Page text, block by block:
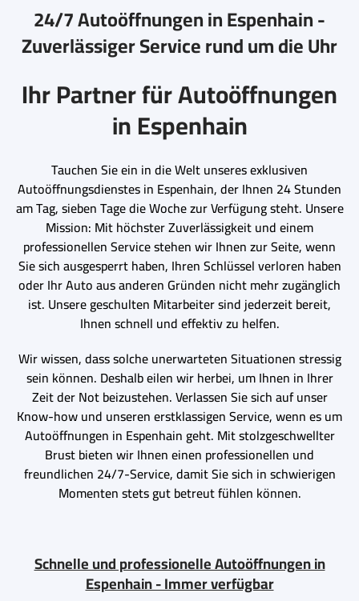
24/7 Autoöffnungen in Espenhain -
Zuverlässiger Service rund um die Uhr
Ihr Partner für Autoöffnungen
in Espenhain
Tauchen Sie ein in die Welt unseres exklusiven
Autoöffnungsdienstes in Espenhain, der Ihnen 24 Stunden
am Tag, sieben Tage die Woche zur Verfügung steht. Unsere
Mission: Mit höchster Zuverlässigkeit und einem
professionellen Service stehen wir Ihnen zur Seite, wenn
Sie sich ausgesperrt haben, Ihren Schlüssel verloren haben
oder Ihr Auto aus anderen Gründen nicht mehr zugänglich
ist. Unsere geschulten Mitarbeiter sind jederzeit bereit,
Ihnen schnell und effektiv zu helfen.
Wir wissen, dass solche unerwarteten Situationen stressig
sein können. Deshalb eilen wir herbei, um Ihnen in Ihrer
Zeit der Not beizustehen. Verlassen Sie sich auf unser
Know-how und unseren erstklassigen Service, wenn es um
Autoöffnungen in Espenhain geht. Mit stolzgeschwellter
Brust bieten wir Ihnen einen professionellen und
freundlichen 24/7-Service, damit Sie sich in schwierigen
Momenten stets gut betreut fühlen können.
Schnelle und professionelle Autoöffnungen in
Espenhain - Immer verfügbar